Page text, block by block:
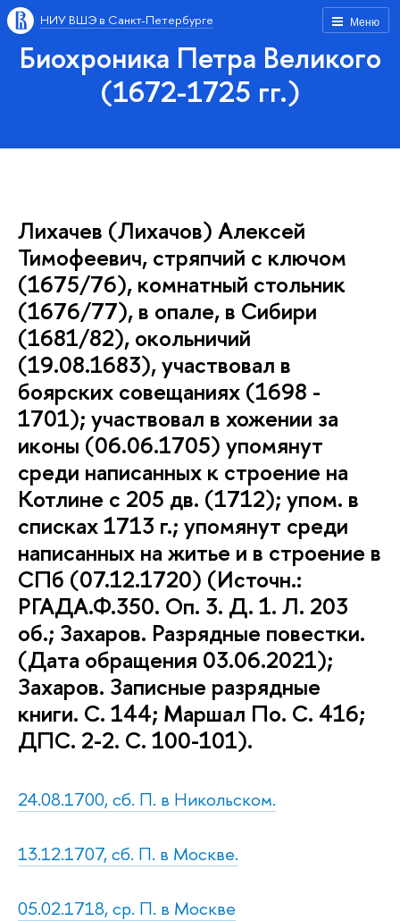
Меню
НИУ ВШЭ в Санкт-Петербурге
Биохроника Петра Великого
(1672-1725 гг.)
Лихачев (Лихачов) Алексей
Тимофеевич, стряпчий с ключом
(1675/76), комнатный стольник
(1676/77), в опале, в Сибири
(1681/82), окольничий
(19.08.1683), участвовал в
боярских совещаниях (1698 -
1701); участвовал в хожении за
иконы (06.06.1705) упомянут
среди написанных к строение на
Котлине с 205 дв. (1712); упом. в
списках 1713 г.; упомянут среди
написанных на житье и в строение в
СПб (07.12.1720) (Источн.:
РГАДА.Ф.350. Оп. 3. Д. 1. Л. 203
об.; Захаров. Разрядные повестки.
(Дата обращения 03.06.2021);
Захаров. Записные разрядные
книги. С. 144; Маршал По. С. 416;
ДПС. 2-2. С. 100-101).
24.08.1700, сб. П. в Никольском.
13.12.1707, сб. П. в Москве.
05.02.1718, ср. П. в Москве